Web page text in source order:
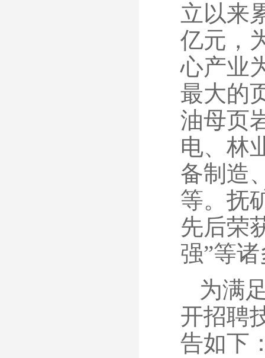
立以来
亿元，
心产业
最大的
油母页
电、林
备制造
等。抚
先后荣
强”等
为满
开招聘
告如下